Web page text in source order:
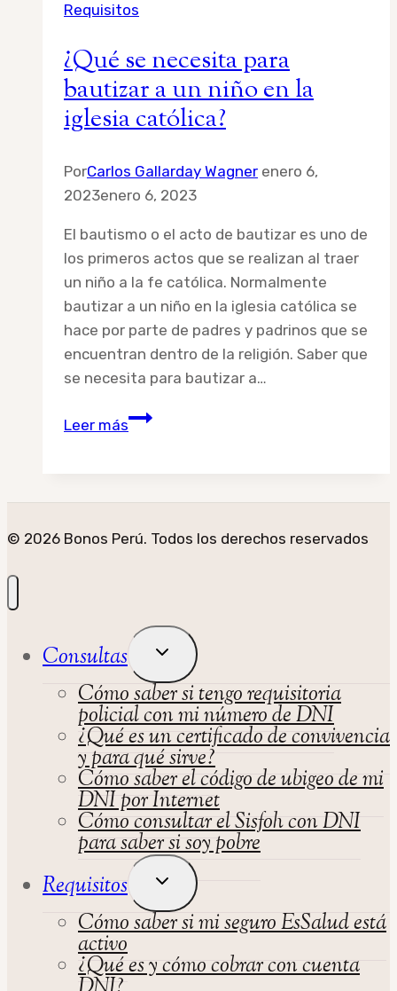
un
hipotecario?
Requisitos
¿Qué se necesita para
bautizar a un niño en la
iglesia católica?
PorCarlos Gallarday Wagner enero 6,
2023enero 6, 2023
El bautismo o el acto de bautizar es uno de
los primeros actos que se realizan al traer
un niño a la fe católica. Normalmente
bautizar a un niño en la iglesia católica se
hace por parte de padres y padrinos que se
encuentran dentro de la religión. Saber que
se necesita para bautizar a…
Leer más¿Qué
a
la
iglesia
católica?
© 2026 Bonos Perú. Todos los derechos reservados
Consultas
Alternar
Menú
Hijo
Cómo saber si tengo requisitoria
policial con mi número de DNI
¿Qué es un certificado de convivencia
y para qué sirve?
Cómo saber el código de ubigeo de mi
DNI por Internet
Cómo consultar el Sisfoh con DNI
para saber si soy pobre
Requisitos
Alternar
Menú
Hijo
Cómo saber si mi seguro EsSalud está
activo
¿Qué es y cómo cobrar con cuenta